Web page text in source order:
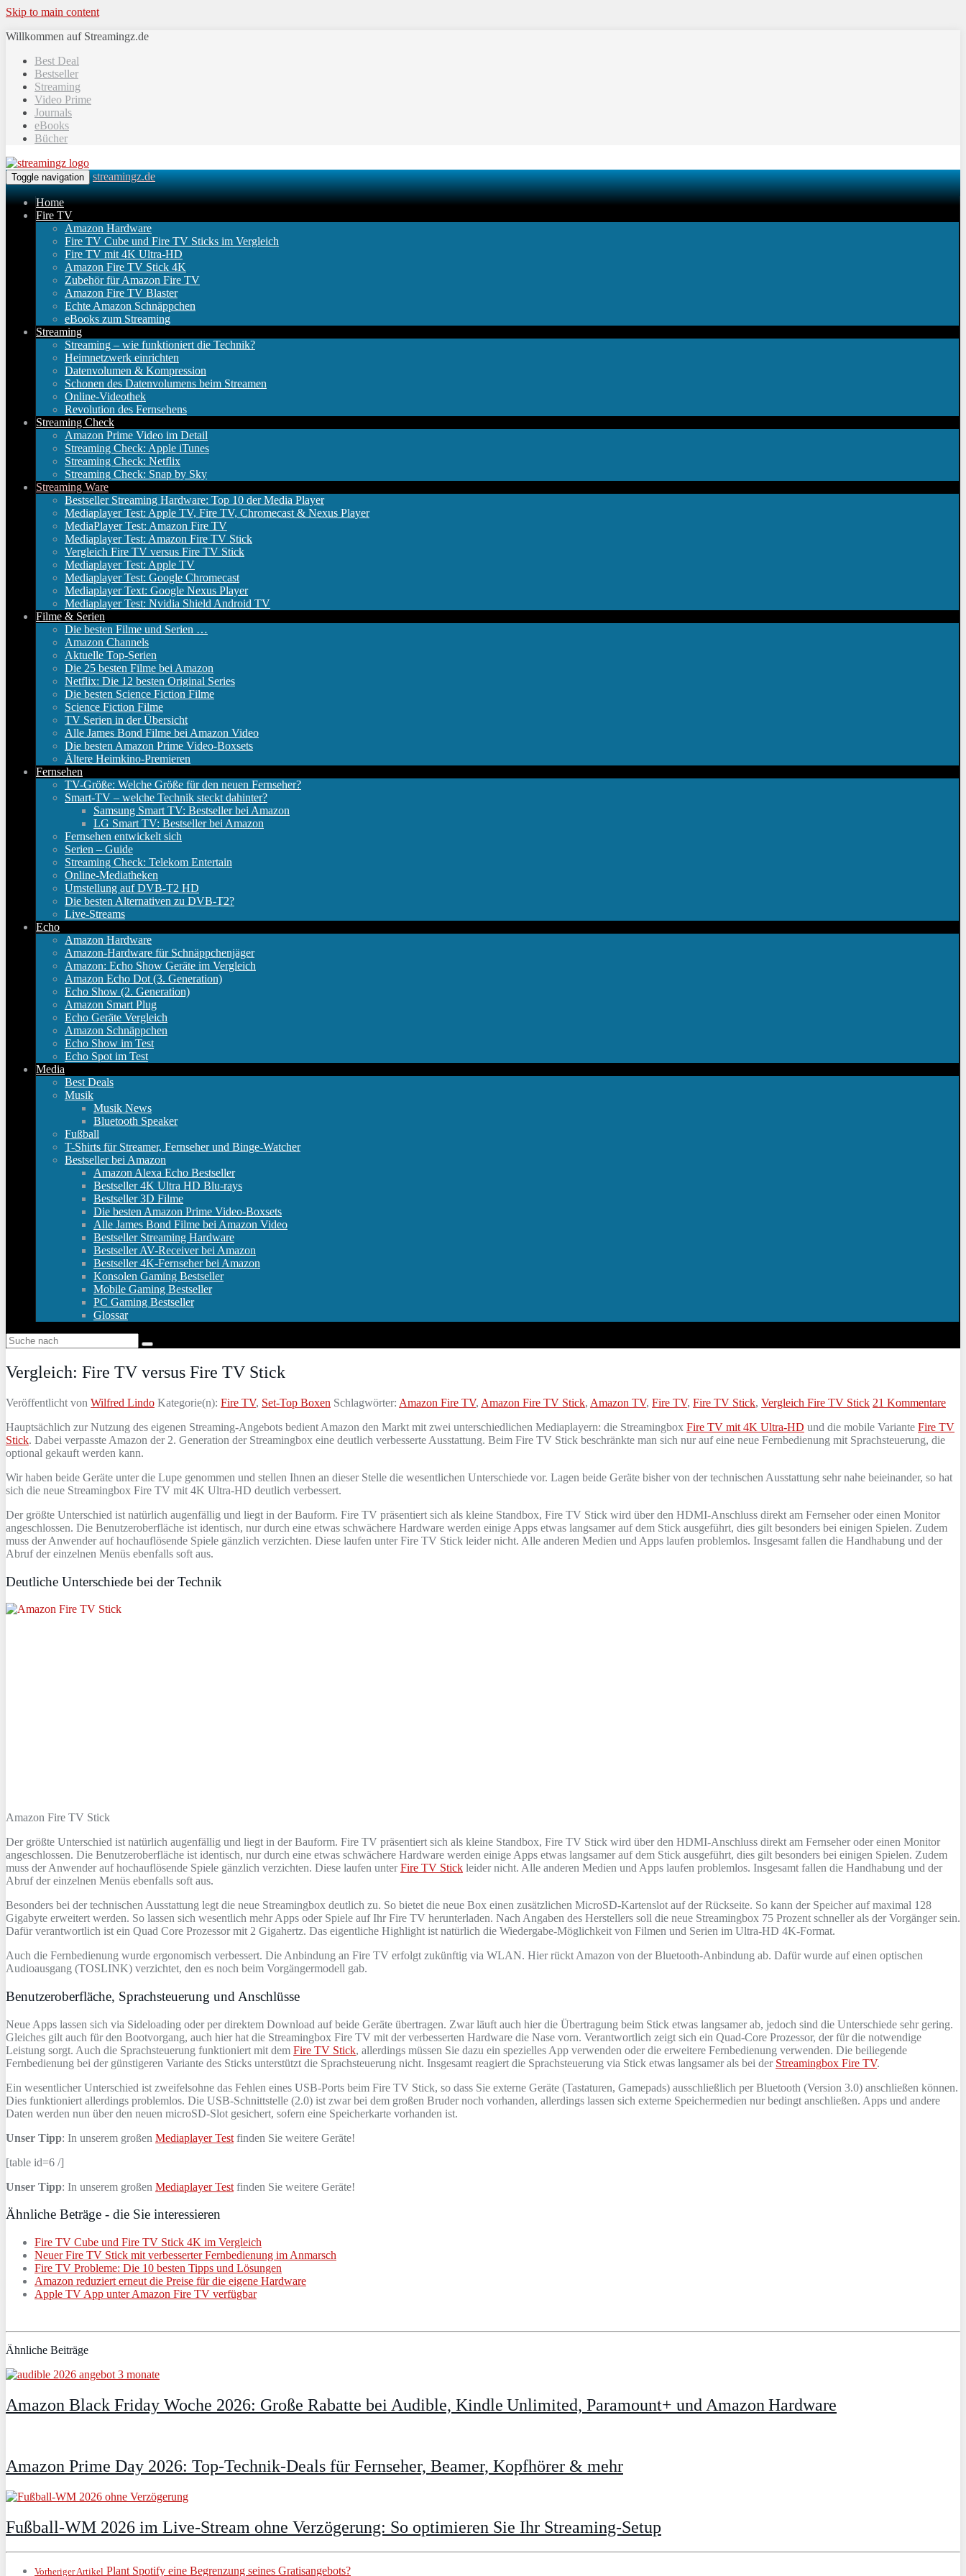
Skip to main content
Willkommen auf Streamingz.de
Best Deal
Bestseller
Streaming
Video Prime
Journals
eBooks
Bücher
Toggle navigation streamingz.de
Home
Fire TV
Amazon Hardware
Fire TV Cube und Fire TV Sticks im Vergleich
Fire TV mit 4K Ultra-HD
Amazon Fire TV Stick 4K
Zubehör für Amazon Fire TV
Amazon Fire TV Blaster
Echte Amazon Schnäppchen
eBooks zum Streaming
Streaming
Streaming – wie funktioniert die Technik?
Heimnetzwerk einrichten
Datenvolumen & Kompression
Schonen des Datenvolumens beim Streamen
Online-Videothek
Revolution des Fernsehens
Streaming Check
Amazon Prime Video im Detail
Streaming Check: Apple iTunes
Streaming Check: Netflix
Streaming Check: Snap by Sky
Streaming Ware
Bestseller Streaming Hardware: Top 10 der Media Player
Mediaplayer Test: Apple TV, Fire TV, Chromecast & Nexus Player
MediaPlayer Test: Amazon Fire TV
Mediaplayer Test: Amazon Fire TV Stick
Vergleich Fire TV versus Fire TV Stick
Mediaplayer Test: Apple TV
Mediaplayer Test: Google Chromecast
Mediaplayer Text: Google Nexus Player
Mediaplayer Test: Nvidia Shield Android TV
Filme & Serien
Die besten Filme und Serien …
Amazon Channels
Aktuelle Top-Serien
Die 25 besten Filme bei Amazon
Netflix: Die 12 besten Original Series
Die besten Science Fiction Filme
Science Fiction Filme
TV Serien in der Übersicht
Alle James Bond Filme bei Amazon Video
Die besten Amazon Prime Video-Boxsets
Ältere Heimkino-Premieren
Fernsehen
TV-Größe: Welche Größe für den neuen Fernseher?
Smart-TV – welche Technik steckt dahinter?
Samsung Smart TV: Bestseller bei Amazon
LG Smart TV: Bestseller bei Amazon
Fernsehen entwickelt sich
Serien – Guide
Streaming Check: Telekom Entertain
Online-Mediatheken
Umstellung auf DVB-T2 HD
Die besten Alternativen zu DVB-T2?
Live-Streams
Echo
Amazon Hardware
Amazon-Hardware für Schnäppchenjäger
Amazon: Echo Show Geräte im Vergleich
Amazon Echo Dot (3. Generation)
Echo Show (2. Generation)
Amazon Smart Plug
Echo Geräte Vergleich
Amazon Schnäppchen
Echo Show im Test
Echo Spot im Test
Media
Best Deals
Musik
Musik News
Bluetooth Speaker
Fußball
T-Shirts für Streamer, Fernseher und Binge-Watcher
Bestseller bei Amazon
Amazon Alexa Echo Bestseller
Bestseller 4K Ultra HD Blu-rays
Bestseller 3D Filme
Die besten Amazon Prime Video-Boxsets
Alle James Bond Filme bei Amazon Video
Bestseller Streaming Hardware
Bestseller AV-Receiver bei Amazon
Bestseller 4K-Fernseher bei Amazon
Konsolen Gaming Bestseller
Mobile Gaming Bestseller
PC Gaming Bestseller
Glossar
Vergleich: Fire TV versus Fire TV Stick
Veröffentlicht von Wilfred Lindo Kategorie(n): Fire TV, Set-Top Boxen Schlagwörter: Amazon Fire TV, Amazon Fire TV Stick, Amazon TV, Fire TV, Fire TV Stick, Vergleich Fire TV Stick 21 Kommentare
Hauptsächlich zur Nutzung des eigenen Streaming-Angebots bedient Amazon den Markt mit zwei unterschiedlichen Mediaplayern: die Streamingbox Fire TV mit 4K Ultra-HD und die mobile Variante Fire TV
Stick. Dabei verpasste Amazon der 2. Generation der Streamingbox eine deutlich verbesserte Ausstattung. Beim Fire TV Stick beschränkte man sich nur auf eine neue Fernbedienung mit Sprachsteuerung, die
optional gekauft werden kann.
Wir haben beide Geräte unter die Lupe genommen und stellen Ihnen an dieser Stelle die wesentlichen Unterschiede vor. Lagen beide Geräte bisher von der technischen Ausstattung sehr nahe beieinander, so hat
sich die neue Streamingbox Fire TV mit 4K Ultra-HD deutlich verbessert.
Der größte Unterschied ist natürlich augenfällig und liegt in der Bauform. Fire TV präsentiert sich als kleine Standbox, Fire TV Stick wird über den HDMI-Anschluss direkt am Fernseher oder einen Monitor
angeschlossen. Die Benutzeroberfläche ist identisch, nur durch eine etwas schwächere Hardware werden einige Apps etwas langsamer auf dem Stick ausgeführt, dies gilt besonders bei einigen Spielen. Zudem
muss der Anwender auf hochauflösende Spiele gänzlich verzichten. Diese laufen unter Fire TV Stick leider nicht. Alle anderen Medien und Apps laufen problemlos. Insgesamt fallen die Handhabung und der
Abruf der einzelnen Menüs ebenfalls soft aus.
Deutliche Unterschiede bei der Technik
Amazon Fire TV Stick
Der größte Unterschied ist natürlich augenfällig und liegt in der Bauform. Fire TV präsentiert sich als kleine Standbox, Fire TV Stick wird über den HDMI-Anschluss direkt am Fernseher oder einen Monitor
angeschlossen. Die Benutzeroberfläche ist identisch, nur durch eine etwas schwächere Hardware werden einige Apps etwas langsamer auf dem Stick ausgeführt, dies gilt besonders bei einigen Spielen. Zudem
muss der Anwender auf hochauflösende Spiele gänzlich verzichten. Diese laufen unterFire TV Stick leider nicht. Alle anderen Medien und Apps laufen problemlos. Insgesamt fallen die Handhabung und der
Abruf der einzelnen Menüs ebenfalls soft aus.
Besonders bei der technischen Ausstattung legt die neue Streamingbox deutlich zu. So bietet die neue Box einen zusätzlichen MicroSD-Kartenslot auf der Rückseite. So kann der Speicher auf maximal 128
Gigabyte erweitert werden. So lassen sich wesentlich mehr Apps oder Spiele auf Ihr Fire TV herunterladen. Nach Angaben des Herstellers soll die neue Streamingbox 75 Prozent schneller als der Vorgänger sein.
Dafür verantwortlich ist ein Quad Core Prozessor mit 2 Gigahertz. Das eigentliche Highlight ist natürlich die Wiedergabe-Möglichkeit von Filmen und Serien im Ultra-HD 4K-Format.
Auch die Fernbedienung wurde ergonomisch verbessert. Die Anbindung an Fire TV erfolgt zukünftig via WLAN. Hier rückt Amazon von der Bluetooth-Anbindung ab. Dafür wurde auf einen optischen
Audioausgang (TOSLINK) verzichtet, den es noch beim Vorgängermodell gab.
Benutzeroberfläche, Sprachsteuerung und Anschlüsse
Neue Apps lassen sich via Sideloading oder per direktem Download auf beide Geräte übertragen. Zwar läuft auch hier die Übertragung beim Stick etwas langsamer ab, jedoch sind die Unterschiede sehr gering.
Gleiches gilt auch für den Bootvorgang, auch hier hat die Streamingbox Fire TV mit der verbesserten Hardware die Nase vorn. Verantwortlich zeigt sich ein Quad-Core Prozessor, der für die notwendige
Leistung sorgt. Auch die Sprachsteuerung funktioniert mit dem Fire TV Stick, allerdings müssen Sie dazu ein spezielles App verwenden oder die erweitere Fernbedienung verwenden. Die beiliegende
Fernbedienung bei der günstigeren Variante des Sticks unterstützt die Sprachsteuerung nicht. Insgesamt reagiert die Sprachsteuerung via Stick etwas langsamer als bei der Streamingbox Fire TV.
Ein wesentlicher Unterschied ist zweifelsohne das Fehlen eines USB-Ports beim Fire TV Stick, so dass Sie externe Geräte (Tastaturen, Gamepads) ausschließlich per Bluetooth (Version 3.0) anschließen können.
Dies funktioniert allerdings problemlos. Die USB-Schnittstelle (2.0) ist zwar bei dem großen Bruder noch vorhanden, allerdings lassen sich externe Speichermedien nur bedingt anschließen. Apps und andere
Daten werden nun über den neuen microSD-Slot gesichert, sofern eine Speicherkarte vorhanden ist.
Unser Tipp: In unserem großen Mediaplayer Test finden Sie weitere Geräte!
[table id=6 /]
Unser Tipp: In unserem großen Mediaplayer Test finden Sie weitere Geräte!
Ähnliche Beträge - die Sie interessieren
Fire TV Cube und Fire TV Stick 4K im Vergleich
Neuer Fire TV Stick mit verbesserter Fernbedienung im Anmarsch
Fire TV Probleme: Die 10 besten Tipps und Lösungen
Amazon reduziert erneut die Preise für die eigene Hardware
Apple TV App unter Amazon Fire TV verfügbar
Ähnliche Beiträge
Amazon Black Friday Woche 2026: Große Rabatte bei Audible, Kindle Unlimited, Paramount+ und Amazon Hardware
Amazon Prime Day 2026: Top-Technik-Deals für Fernseher, Beamer, Kopfhörer & mehr
Fußball-WM 2026 im Live-Stream ohne Verzögerung: So optimieren Sie Ihr Streaming-Setup
Vorheriger Artikel Plant Spotify eine Begrenzung seines Gratisangebots?